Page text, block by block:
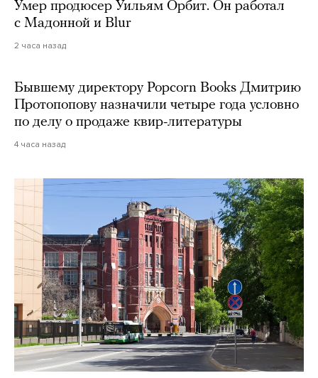
Умер продюсер Уильям Орбит. Он работал
с Мадонной и Blur
2 часа назад
Бывшему директору Popcorn Books Дмитрию
Протопопову назначили четыре года условно
по делу о продаже квир-литературы
4 часа назад